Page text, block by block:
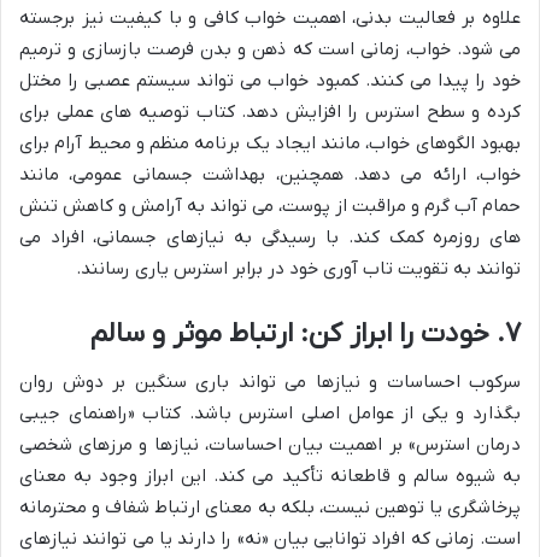
علاوه بر فعالیت بدنی، اهمیت خواب کافی و با کیفیت نیز برجسته
می شود. خواب، زمانی است که ذهن و بدن فرصت بازسازی و ترمیم
خود را پیدا می کنند. کمبود خواب می تواند سیستم عصبی را مختل
کرده و سطح استرس را افزایش دهد. کتاب توصیه های عملی برای
بهبود الگوهای خواب، مانند ایجاد یک برنامه منظم و محیط آرام برای
خواب، ارائه می دهد. همچنین، بهداشت جسمانی عمومی، مانند
حمام آب گرم و مراقبت از پوست، می تواند به آرامش و کاهش تنش
های روزمره کمک کند. با رسیدگی به نیازهای جسمانی، افراد می
توانند به تقویت تاب آوری خود در برابر استرس یاری رسانند.
۷. خودت را ابراز کن: ارتباط موثر و سالم
سرکوب احساسات و نیازها می تواند باری سنگین بر دوش روان
بگذارد و یکی از عوامل اصلی استرس باشد. کتاب «راهنمای جیبی
درمان استرس» بر اهمیت بیان احساسات، نیازها و مرزهای شخصی
به شیوه سالم و قاطعانه تأکید می کند. این ابراز وجود به معنای
پرخاشگری یا توهین نیست، بلکه به معنای ارتباط شفاف و محترمانه
است. زمانی که افراد توانایی بیان «نه» را دارند یا می توانند نیازهای